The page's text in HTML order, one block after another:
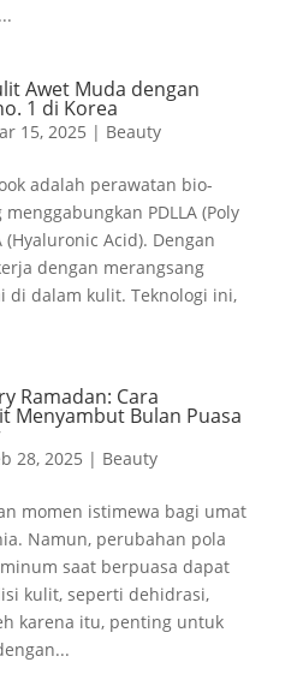
Awet Muda dengan
1 di Korea
15, 2025 | Beauty
adalah perawatan bio-
PDLLA (Poly
(Hyaluronic Acid). Dengan
dengan merangsang
di dalam kulit. Teknologi ini,
Ramadan: Cara
Menyambut Bulan Puasa
28, 2025 | Beauty
momen istimewa bagi umat
Namun, perubahan pola
saat berpuasa dapat
kulit, seperti dehidrasi,
karena itu, penting untuk